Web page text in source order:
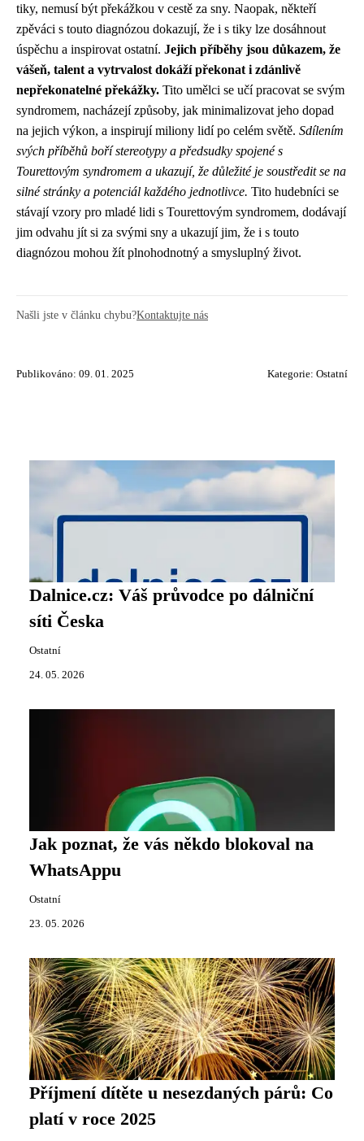
tiky, nemusí být překážkou v cestě za sny. Naopak, někteří
zpěváci s touto diagnózou dokazují, že i s tiky lze dosáhnout
úspěchu a inspirovat ostatní. Jejich příběhy jsou důkazem, že
vášeň, talent a vytrvalost dokáží překonat i zdánlivě
nepřekonatelné překážky. Tito umělci se učí pracovat se svým
syndromem, nacházejí způsoby, jak minimalizovat jeho dopad
na jejich výkon, a inspirují miliony lidí po celém světě. Sdílením
svých příběhů boří stereotypy a předsudky spojené s
Tourettovým syndromem a ukazují, že důležité je soustředit se na
silné stránky a potenciál každého jednotlivce. Tito hudebníci se
stávají vzory pro mladé lidi s Tourettovým syndromem, dodávají
jim odvahu jít si za svými sny a ukazují jim, že i s touto
diagnózou mohou žít plnohodnotný a smysluplný život.
Našli jste v článku chybu?Kontaktujte nás
Publikováno: 09. 01. 2025 Kategorie: Ostatní
Dalnice.cz: Váš průvodce po dálniční
síti Česka
Ostatní
24. 05. 2026
Jak poznat, že vás někdo blokoval na
WhatsAppu
Ostatní
23. 05. 2026
Příjmení dítěte u nesezdaných párů: Co
platí v roce 2025